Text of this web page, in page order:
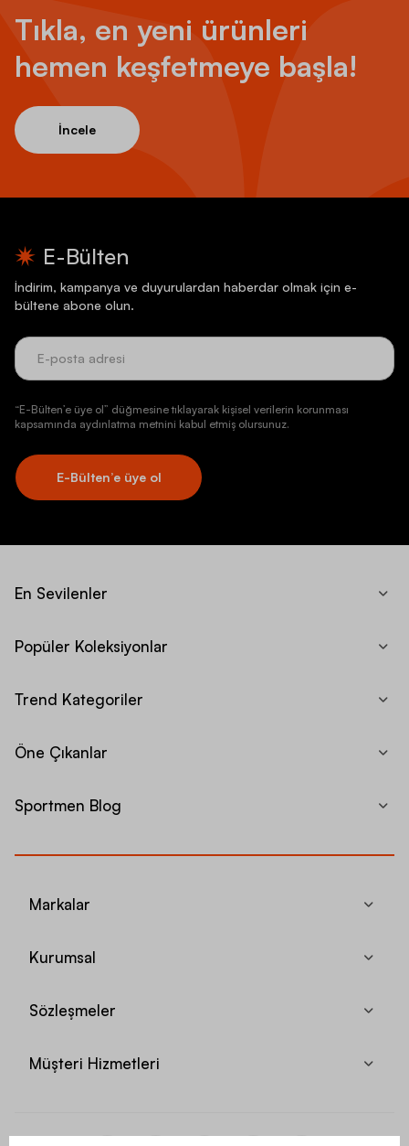
Tıkla, en yeni ürünleri
hemen keşfetmeye başla!
İncele
E-Bülten
İndirim, kampanya ve duyurulardan haberdar olmak için e-
bültene abone olun.
“E-Bülten’e üye ol” düğmesine tıklayarak kişisel verilerin korunması
kapsamında aydınlatma metnini kabul etmiş olursunuz.
E-Bülten’e üye ol
En Sevilenler
Popüler Koleksiyonlar
Trend Kategoriler
Öne Çıkanlar
Sportmen Blog
Markalar
Kurumsal
Sözleşmeler
Müşteri Hizmetleri